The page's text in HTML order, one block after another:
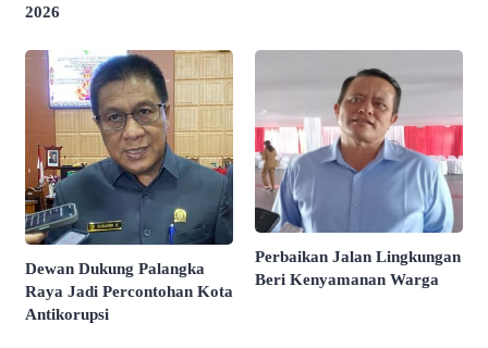
2026
Dewan Dukung Palangka
Raya Jadi Percontohan Kota
Antikorupsi
Perbaikan Jalan Lingkungan
Beri Kenyamanan Warga